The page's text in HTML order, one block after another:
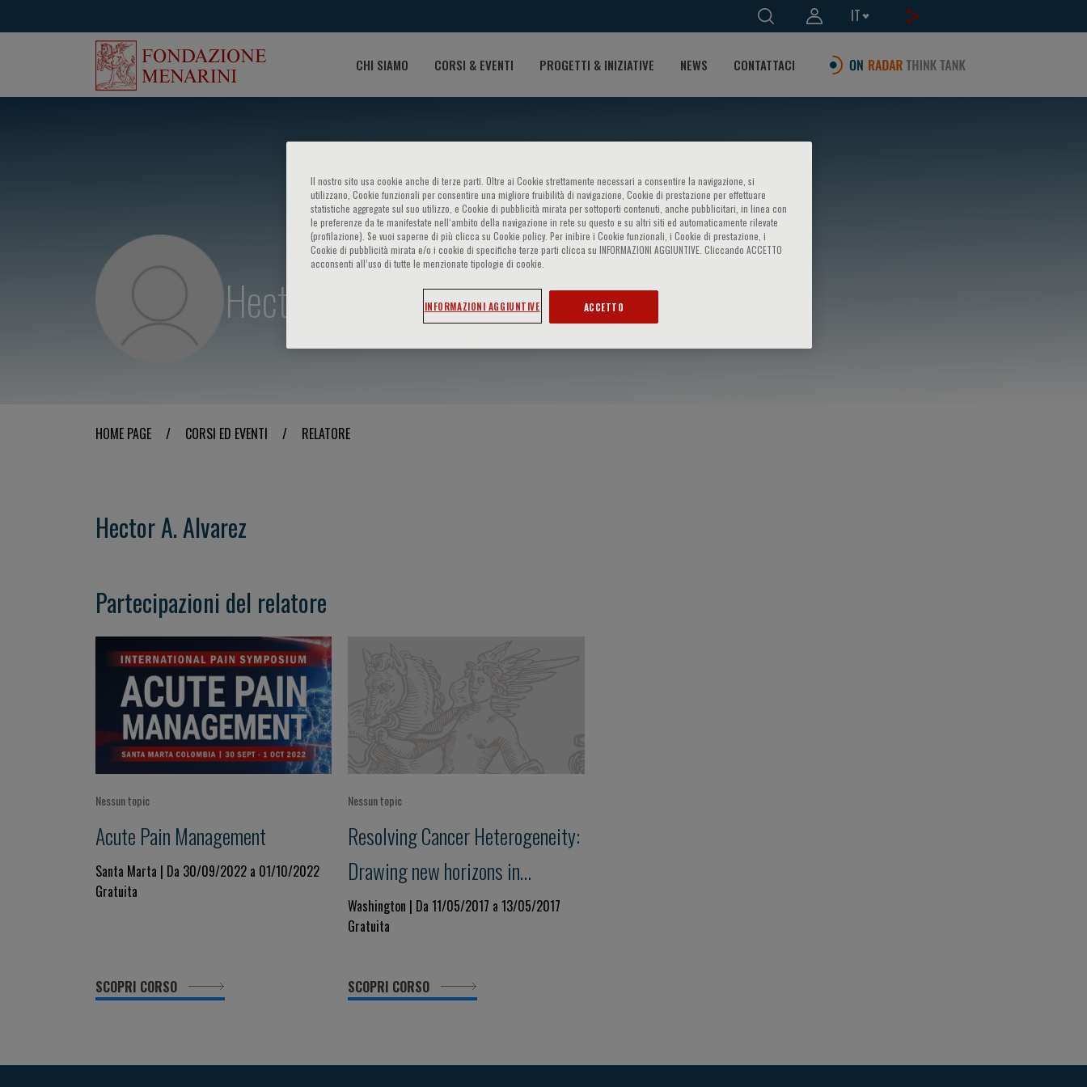
IT
CHI SIAMO CORSI & EVENTI PROGETTI & INIZIATIVE NEWS CONTATTACI
Hector A. Alvarez
HOME PAGE / CORSI ED EVENTI / RELATORE
Hector A. Alvarez
Partecipazioni del relatore
Nessun topic
Acute Pain Management
Santa Marta | Da 30/09/2022 a 01/10/2022
Gratuita
SCOPRI CORSO
Nessun topic
Resolving Cancer Heterogeneity:
Drawing new horizons in
precision medicine
Washington | Da 11/05/2017 a 13/05/2017
Gratuita
SCOPRI CORSO
Il nostro sito usa cookie anche di terze parti. Oltre ai Cookie strettamente necessari a consentire la navigazione, si
utilizzano, Cookie funzionali per consentire una migliore fruibilità di navigazione, Cookie di prestazione per effettuare
statistiche aggregate sul suo utilizzo, e Cookie di pubblicità mirata per sottoporti contenuti, anche pubblicitari, in linea con
le preferenze da te manifestate nell‘ambito della navigazione in rete su questo e su altri siti ed automaticamente rilevate
(profilazione). Se vuoi saperne di più clicca su Cookie policy. Per inibire i Cookie funzionali, i Cookie di prestazione, i
Cookie di pubblicità mirata e/o i cookie di specifiche terze parti clicca su INFORMAZIONI AGGIUNTIVE. Cliccando ACCETTO
acconsenti all’uso di tutte le menzionate tipologie di cookie.
INFORMAZIONI AGGIUNTIVE ACCETTO